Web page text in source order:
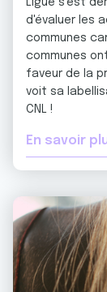
Ligue s’est
d'évaluer les
communes
communes
faveur de la
voit sa
CNL !
En savoir